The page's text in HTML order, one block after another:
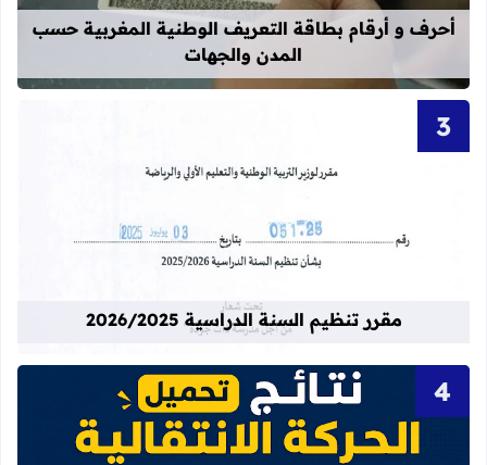
أحرف و أرقام بطاقة التعريف الوطنية المغربية حسب
المدن والجهات
قراءة المزيد عن مقرر تنظيم السنة الدراسية
مقرر تنظيم السنة الدراسية 2026/2025